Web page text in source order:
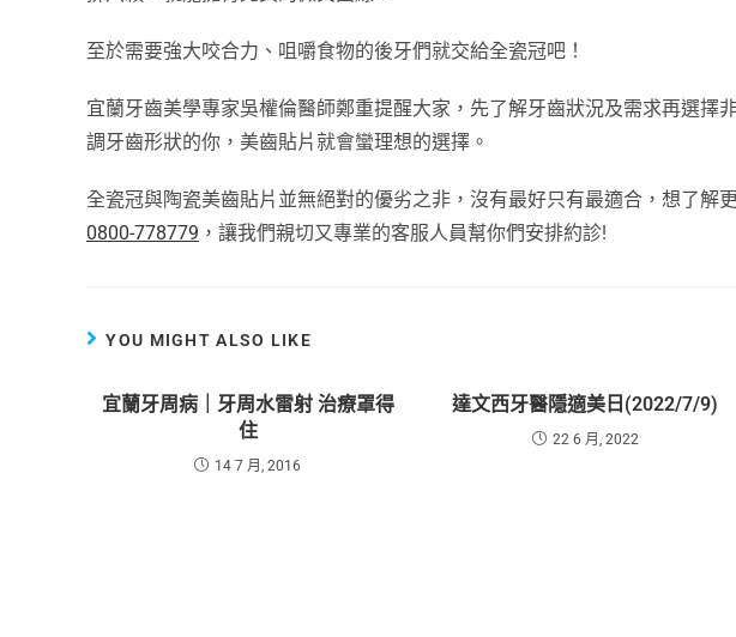
至於需要強大咬合力、咀嚼食物的後牙們就交給全瓷冠吧！
宜蘭牙齒美學專家吳權倫醫師鄭重提醒大家，先了解牙齒狀況及需求再選擇
調牙齒形狀的你，美齒貼片就會蠻理想的選擇。
全瓷冠與陶瓷美齒貼片並無絕對的優劣之非，沒有最好只有最適合，想了解
0800-778779 ，讓我們親切又專業的客服人員幫你們安排約診!
YOU MIGHT ALSO LIKE
宜蘭牙周病｜牙周水雷射 治療罩得
住
14 7 月, 2016
達文西牙醫隱適美日(2022/7/9)
22 6 月, 2022